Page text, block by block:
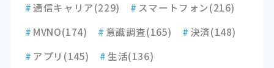
#通信キャリア(229) # スマートフォン(216)
# MVNO(174) # 意識調査(165) # 決済(148)
# アプリ (145) # 生活(136)